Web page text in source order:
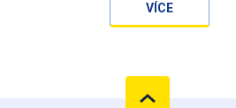
VÍCE